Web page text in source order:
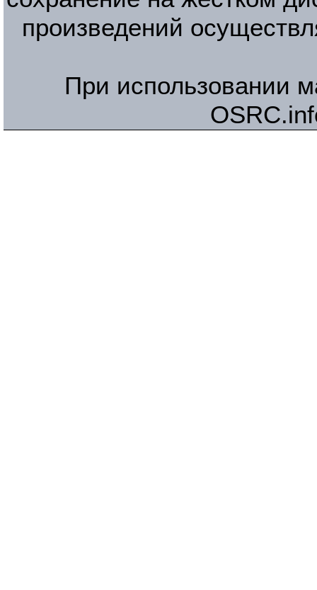
произведений
При использовании